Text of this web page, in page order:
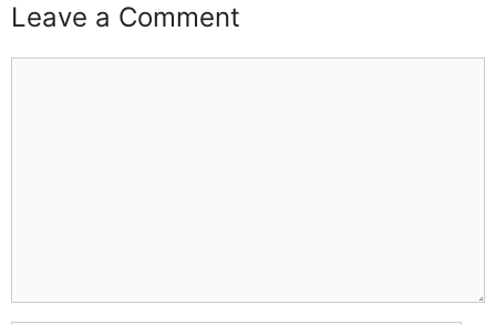
Leave a Comment